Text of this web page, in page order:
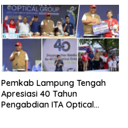
Pemkab Lampung Tengah
Apresiasi 40 Tahun
Pengabdian ITA Optical